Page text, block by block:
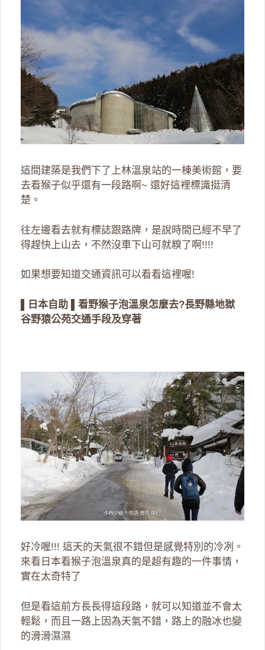
這間建築是我們下了上林溫泉站的一棟美術館，要
去看猴子似乎還有一段路啊~ 還好這裡標識挺清
楚。
往左邊看去就有標誌跟路牌，是說時間已經不早了
得趕快上山去，不然沒車下山可就糗了啊!!!!
如果想要知道交通資訊可以看看這裡喔!
▌日本自助 ▌看野猴子泡溫泉怎麼去?長野縣地獄
谷野猿公苑交通手段及穿著
好冷喔!!! 這天的天氣很不錯但是感覺特別的冷冽。
來看日本看猴子泡溫泉真的是超有趣的一件事情，
實在太奇特了
但是看這前方長長得這段路，就可以知道並不會太
輕鬆，而且一路上因為天氣不錯，路上的融冰也變
的滑滑濕濕